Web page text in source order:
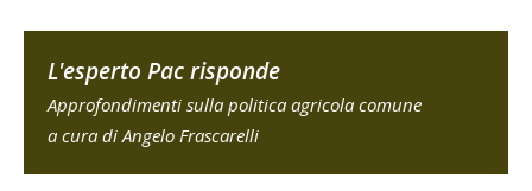
L'esperto Pac risponde
Approfondimenti sulla politica agricola comune
a cura di Angelo Frascarelli